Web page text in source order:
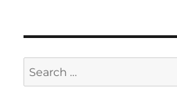
Search
for: